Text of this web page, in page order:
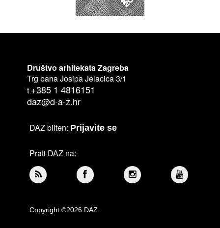
Društvo arhitekata Zagreba
Trg bana Josipa Jelacica 3/1
t +385 1 4816151
daz@d-a-z.hr
DAZ bilten: Prijavite se
Prati DAZ na:
Copyright ©2026 DAZ.